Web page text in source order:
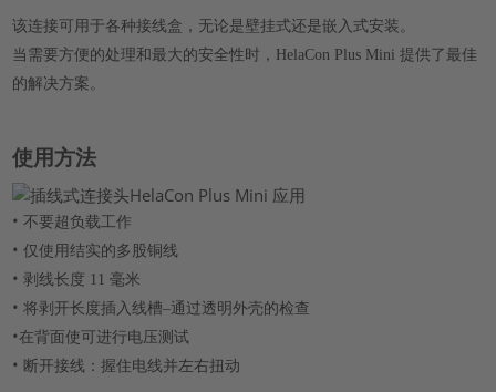
该连接可用于各种接线盒，无论是壁挂式还是嵌入式安装。
当需要方便的处理和最大的安全性时，HelaCon Plus Mini 提供了最佳
的解决方案。
使用方法
•不要超负载工作
•仅使用结实的多股铜线
•剥线长度 11 毫米
•将剥开长度插入线槽–通过透明外壳的检查
•在背面使可进行电压测试
• 断开接线：握住电线并左右扭动